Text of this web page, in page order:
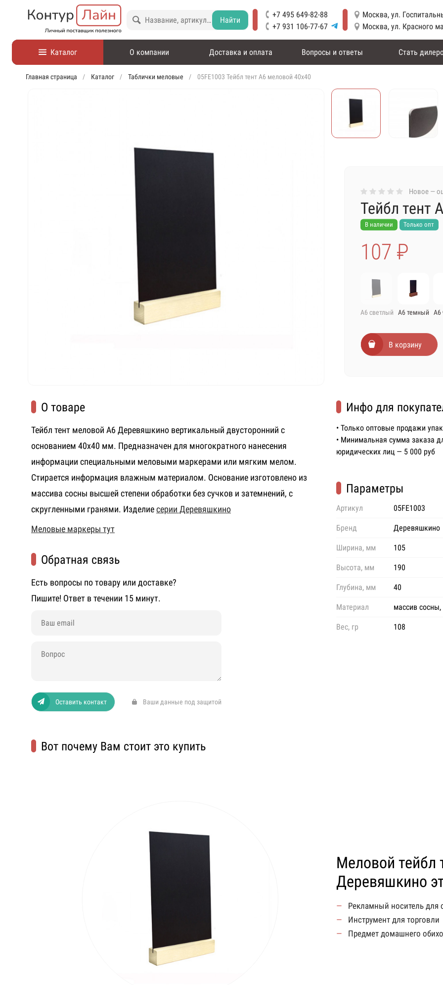
Найти
+7 495 649-82-88
+7 931 106-77-67
Москва, ул.
Москва, ул. Красного
Каталог О компании Доставка и оплата Вопросы и ответы Стать
Главная страница Каталог Таблички меловые 05FE1003 Тейбл тент А6 меловой 40х40
Новое —
Тейбл тент
В наличии Только опт
107 ₽
А6 светлый А6 темный А6
В корзину
О товаре
Тейбл тент меловой А6 Деревяшкино вертикальный двусторонний с
основанием 40х40 мм. Предназначен для многократного нанесения
информации специальными меловыми маркерами или мягким мелом.
Стирается информация влажным материалом. Основание изготовлено из
массива сосны высшей степени обработки без сучков и затемнений, с
скругленными гранями. Изделиесерии Деревяшкино
Меловые маркеры тут
Обратная связь
Есть вопросы по товару или доставке?
Пишите! Ответ в течении 15 минут.
Оставить контакт Ваши данные под защитой
Инфо для
• Только оптовые продажи
• Минимальная сумма заказа
юридических лиц — 5 000 руб
Параметры
Артикул 05FE1003
Бренд Деревяшкино
Ширина, мм 105
Высота, мм 190
Глубина, мм 40
Материал массив сосны,
Вес, гр 108
Вот почему Вам стоит это купить
Меловой тейбл
Деревяшкино
Рекламный носитель для
Инструмент для торговли
Предмет домашнего